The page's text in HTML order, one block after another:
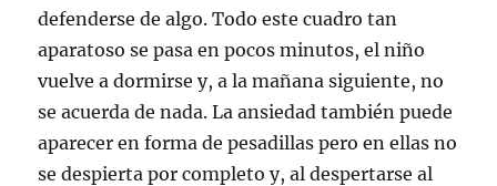
defenderse de algo. Todo este cuadro tan
aparatoso se pasa en pocos minutos, el niño
vuelve a dormirse y, a la mañana siguiente, no
se acuerda de nada. La ansiedad también puede
aparecer en forma de pesadillas pero en ellas no
se despierta por completo y, al despertarse al